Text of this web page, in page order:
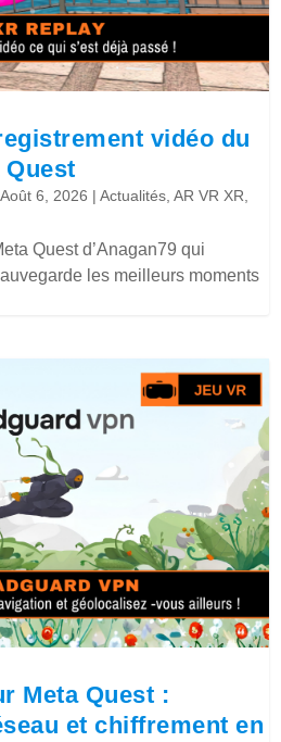
vidéo du
Quest
Août 6, 2026 |Actualités ,AR VR XR
Quest d’Anagan79 qui
les meilleurs moments
Meta Quest :
et chiffrement en